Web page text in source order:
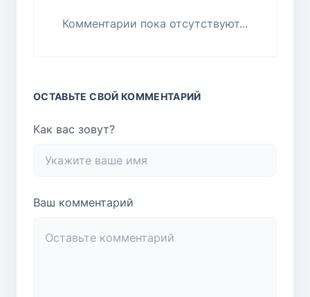
Комментарии пока отсутствуют...
ОСТАВЬТЕ СВОЙ КОММЕНТАРИЙ
Как вас зовут?
Ваш комментарий